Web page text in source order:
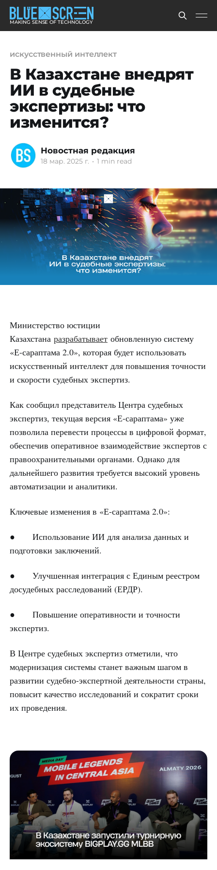
MAKING SENSE OF TECHNOLOGY
искусственный интеллект
В Казахстане внедрят
ИИ в судебные
экспертизы: что
изменится?
Новостная редакция
18 мар. 2025 г. • 1 min read
Министерство юстиции
Казахстана разрабатывает обновленную систему
«Е-сараптама 2.0», которая будет использовать
искусственный интеллект для повышения точности
и скорости судебных экспертиз.
Как сообщил представитель Центра судебных
экспертиз, текущая версия «Е-сараптама» уже
позволила перевести процессы в цифровой формат,
обеспечив оперативное взаимодействие экспертов с
правоохранительными органами. Однако для
дальнейшего развития требуется высокий уровень
автоматизации и аналитики.
Ключевые изменения в «Е-сараптама 2.0»:
● Использование ИИ для анализа данных и
подготовки заключений.
● Улучшенная интеграция с Единым реестром
досудебных расследований (ЕРДР).
● Повышение оперативности и точности
экспертиз.
В Центре судебных экспертиз отметили, что
модернизация системы станет важным шагом в
развитии судебно-экспертной деятельности страны,
повысит качество исследований и сократит сроки
их проведения.